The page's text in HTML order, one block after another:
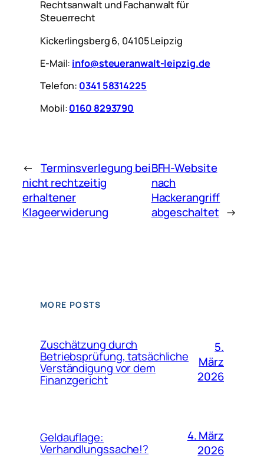
Rechtsanwalt und Fachanwalt für
Steuerrecht
Kickerlingsberg 6, 04105 Leipzig
E-Mail: info@steueranwalt-leipzig.de
Telefon: 0341 58314225
Mobil:0160 8293790
← Terminsverlegung bei
nicht rechtzeitig
erhaltener
Klageerwiderung
BFH-Website
nach
Hackerangriff
abgeschaltet →
MORE POSTS
Zuschätzung durch
Betriebsprüfung, tatsächliche
Verständigung vor dem
Finanzgericht
5.
März
2026
Geldauflage:
Verhandlungssache!?
4. März
2026